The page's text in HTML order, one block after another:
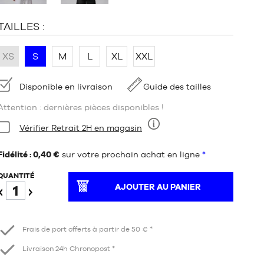
:
XS S M L XL XXL
Disponible en livraison Guide des tailles
: dernières pièces disponibles !
Vérifier Retrait 2H en magasin
: 0,40 € sur votre prochain achat en ligne *
AJOUTER AU PANIER
Frais de port offerts à partir de 50 € *
Livraison 24h Chronopost *